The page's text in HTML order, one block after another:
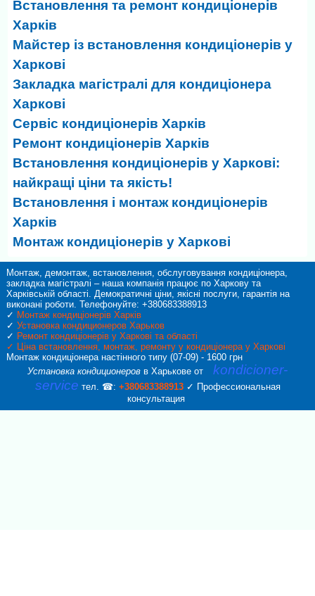
Встановлення та ремонт кондиціонерів
Харків
Майстер із встановлення кондиціонерів у
Харкові
Закладка магістралі для кондиціонера
Харкові
Сервіс кондиціонерів Харків
Ремонт кондиціонерів Харків
Встановлення кондиціонерів у Харкові:
найкращі ціни та якість!
Встановлення і монтаж кондиціонерів
Харків
Монтаж кондиціонерів у Харкові
Монтаж, демонтаж, встановлення, обслуговування кондиціонера,
закладка магістралі – наша компанія працює по Харкову та
Харківській області. Демократичні ціни, якісні послуги, гарантія на
виконані роботи. Телефонуйте: +380683388913
✓ Монтаж кондиціонерів Харків
✓ Установка кондиционеров Харьков
✓ Ремонт кондиціонерів у Харкові та області
✓ Ціна встановлення, монтаж, ремонту у кондиціонера у Харкові
Монтаж кондиціонера настінного типу (07-09) - 1600 грн
Установка кондиционеров в Харькове от
kondicioner-
service тел. ☎: +380683388913✓ Профессиональная
консультация